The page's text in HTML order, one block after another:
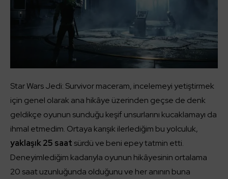
Star Wars Jedi: Survivor maceram, incelemeyi yetiştirmek
için genel olarak ana hikâye üzerinden geçse de denk
geldikçe oyunun sunduğu keşif unsurlarını kucaklamayı da
ihmal etmedim. Ortaya karışık ilerlediğim bu yolculuk,
yaklaşık 25 saat sürdü ve beni epey tatmin etti.
Deneyimlediğim kadarıyla oyunun hikâyesinin ortalama
20 saat uzunluğunda olduğunu ve her anının buna